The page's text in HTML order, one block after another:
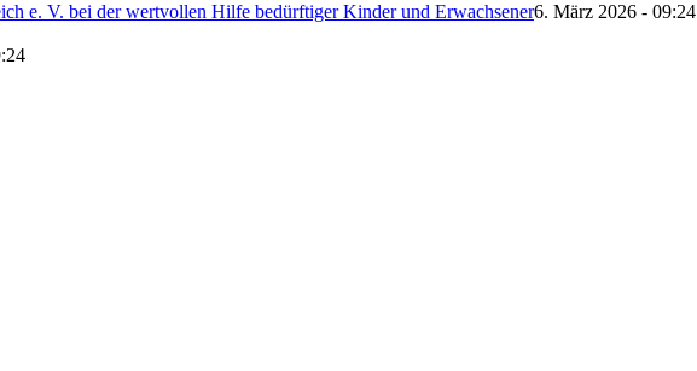
e. V. bei der wertvollen Hilfe bedürftiger Kinder und Erwachsener6. März 2026 - 09:24